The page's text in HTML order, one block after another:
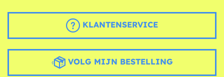
KLANTENSERVICE
VOLG MIJN BESTELLING